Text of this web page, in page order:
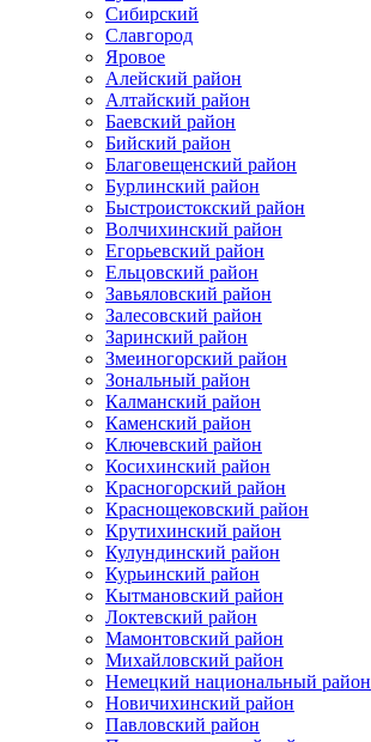
Сибирский
Славгород
Яровое
Алейский район
Алтайский район
Баевский район
Бийский район
Благовещенский район
Бурлинский район
Быстроистокский район
Волчихинский район
Егорьевский район
Ельцовский район
Завьяловский район
Залесовский район
Заринский район
Змеиногорский район
Зональный район
Калманский район
Каменский район
Ключевский район
Косихинский район
Красногорский район
Краснощековский район
Крутихинский район
Кулундинский район
Курьинский район
Кытмановский район
Локтевский район
Мамонтовский район
Михайловский район
Немецкий национальный район
Новичихинский район
Павловский район